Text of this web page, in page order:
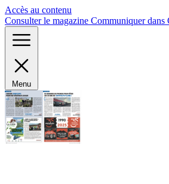
Accès au contenu
Consulter le magazine Communiquer dans
Menu
Panneau de gestion des cookies